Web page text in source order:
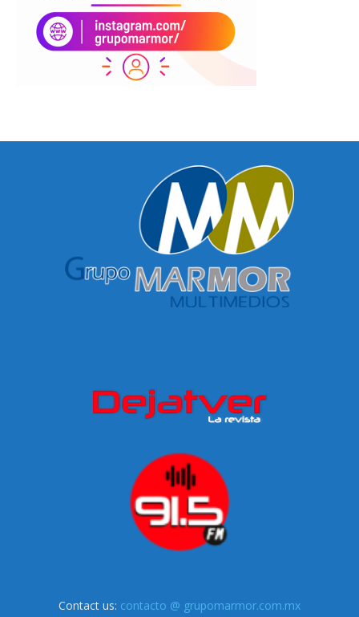
Contact us: contacto @ grupomarmor.com.mx